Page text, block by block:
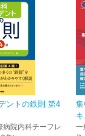
ントの鉄則 第4
病院内科チーフレ
一